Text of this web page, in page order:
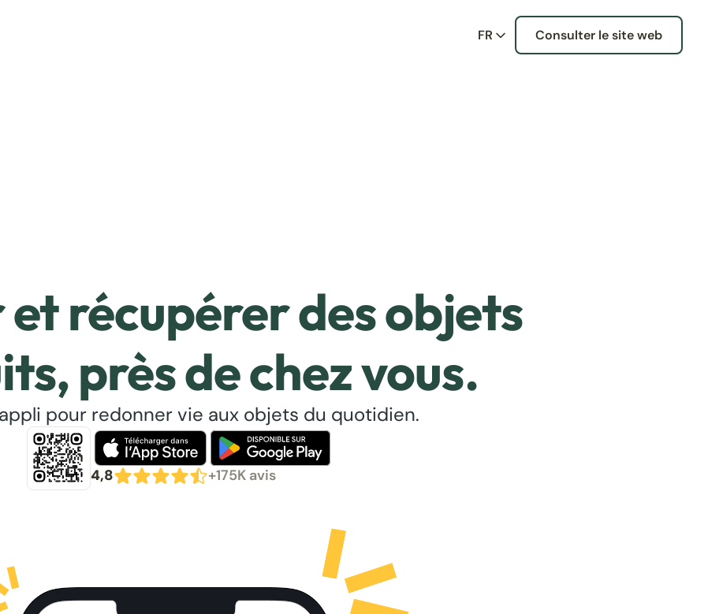
FR Consulter le site web
récupérer des objets
près de chez vous.
pour redonner vie aux objets du quotidien.
4,8 +175K avis